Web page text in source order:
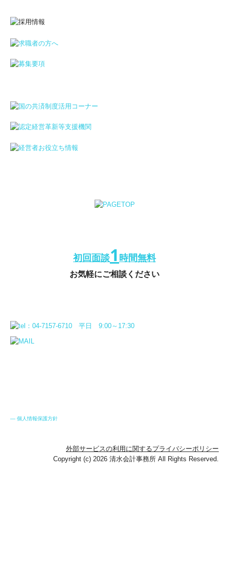
初回面談1 時間無料
お気軽にご相談ください
― 個人情報保護方針
外部サービスの利用に関するプライバシーポリシー
Copyright (c) 2026 清水会計事務所 All Rights Reserved.